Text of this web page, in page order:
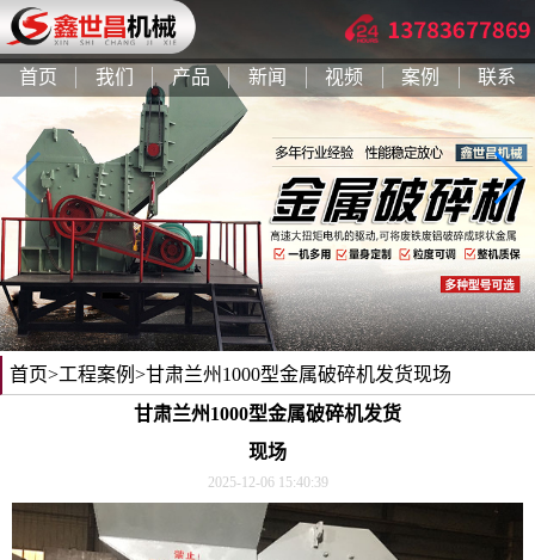
首页 我们 产品 新闻 视频 案例 联系
首页>工程案例 >甘肃兰州1000型金属破碎机发货现场
甘肃兰州1000型金属破碎机发货
现场
2025-12-06 15:40:39